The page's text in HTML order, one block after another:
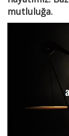
mutluluğa.